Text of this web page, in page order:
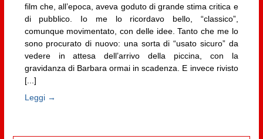
film che, all’epoca, aveva goduto di grande stima critica e
di pubblico. Io me lo ricordavo bello, “classico”,
comunque movimentato, con delle idee. Tanto che me lo
sono procurato di nuovo: una sorta di “usato sicuro” da
vedere in attesa dell’arrivo della piccina, con la
gravidanza di Barbara ormai in scadenza. E invece rivisto
[...]
Leggi →